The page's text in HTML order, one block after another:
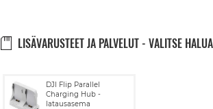
LISÄVARUSTEET JA PALVELUT - VALITSE
DJI Flip Parallel
Charging Hub -
latausasema
Lisää
ostoskoriin